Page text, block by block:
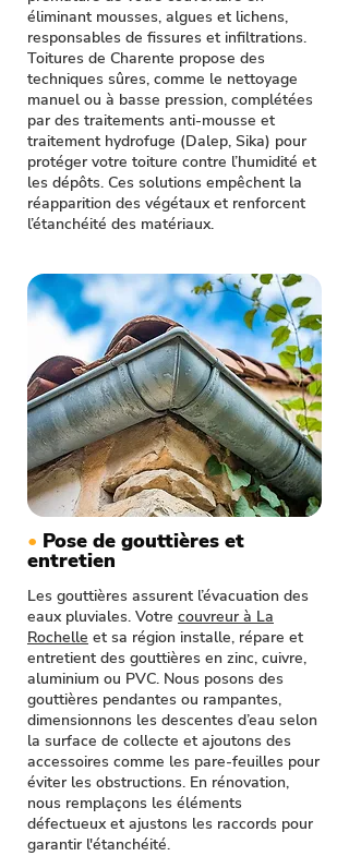
éliminant mousses, algues et lichens,
responsables de fissures et infiltrations.
Toitures de Charente propose des
techniques sûres, comme le nettoyage
manuel ou à basse pression, complétées
par des traitements anti-mousse et
traitement hydrofuge (Dalep, Sika) pour
protéger votre toiture contre l’humidité et
les dépôts. Ces solutions empêchent la
réapparition des végétaux et renforcent
l’étanchéité des matériaux.
• Pose de gouttières et
entretien
Les gouttières assurent l’évacuation des
eaux pluviales. Votre couvreur à La
Rochelle et sa région installe, répare et
entretient des gouttières en zinc, cuivre,
aluminium ou PVC. Nous posons des
gouttières pendantes ou rampantes,
dimensionnons les descentes d’eau selon
la surface de collecte et ajoutons des
accessoires comme les pare-feuilles pour
éviter les obstructions. En rénovation,
nous remplaçons les éléments
défectueux et ajustons les raccords pour
garantir l'étanchéité.